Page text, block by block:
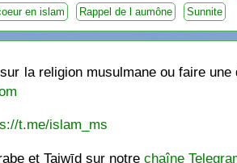
en islam Rappel de l aumône Sunnite
la religion musulmane ou faire
t.me/islam_ms
et Tajwīd sur notrechaîne